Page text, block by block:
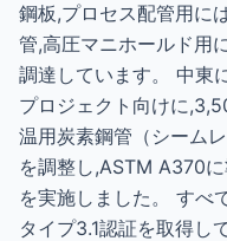
鋼板,プロセス配管用に
管,高圧マニホールド用
調達しています。 中東
プロジェクト向けに
温用炭素鋼管（シーム
を調整し,ASTM A370
を実施しました。 すべ
タイプ3.1認証を取得し